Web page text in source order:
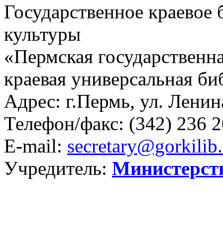
Государственное
культуры
«Пермская
краевая универсальная
Адрес: г.Пермь, ул.
Телефон/факс: (342) 236
E-mail:
Учредитель: